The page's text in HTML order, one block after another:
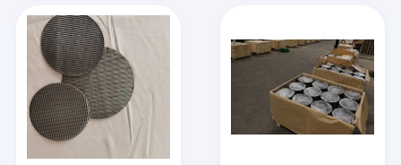
các sản phẩm
Về chúng tôi
Liên hệ chúng tôi